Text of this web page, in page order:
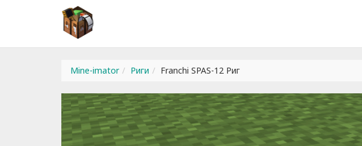
Mine-imator Риги Franchi SPAS-12 Риг